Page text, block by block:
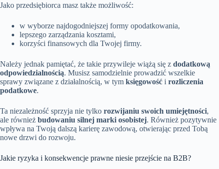
Jako przedsiębiorca masz także możliwość:
w wyborze najdogodniejszej formy opodatkowania,
lepszego zarządzania kosztami,
korzyści finansowych dla Twojej firmy.
Należy jednak pamiętać, że takie przywileje wiążą się z dodatkową
odpowiedzialnością. Musisz samodzielnie prowadzić wszelkie
sprawy związane z działalnością, w tym księgowość i rozliczenia
podatkowe.
Ta niezależność sprzyja nie tylko rozwijaniu swoich umiejętności,
ale również budowaniu silnej marki osobistej. Również pozytywnie
wpływa na Twoją dalszą karierę zawodową, otwierając przed Tobą
nowe drzwi do rozwoju.
Jakie ryzyka i konsekwencje prawne niesie przejście na B2B?